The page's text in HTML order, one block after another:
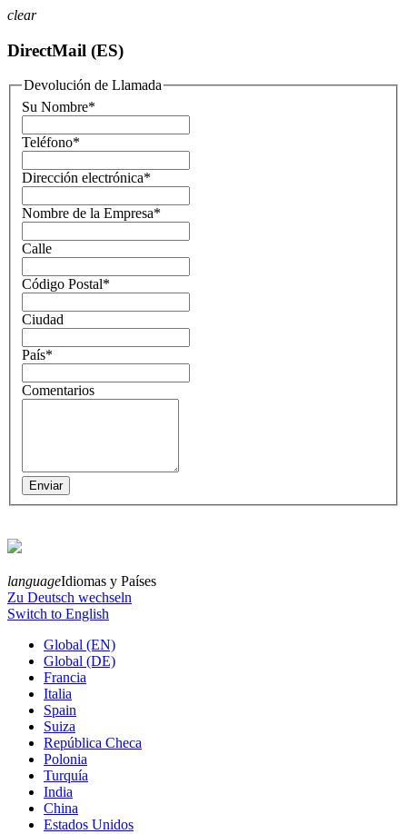
clear
DirectMail (ES)
Devolución de Llamada
Su Nombre*
Teléfono*
Dirección electrónica*
Nombre de la Empresa*
Calle
Código Postal*
Ciudad
País*
Comentarios
languageIdiomas y Países
Zu Deutsch wechseln
Switch to English
Global (EN)
Global (DE)
Francia
Italia
Spain
Suiza
República Checa
Polonia
Turquía
India
China
Estados Unidos